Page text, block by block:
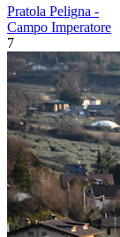
Pratola Peligna -
Campo Imperatore
7